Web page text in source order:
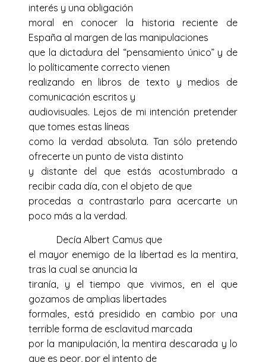
interés y una obligación
moral en conocer la historia reciente de
España al margen de las manipulaciones
que la dictadura del “pensamiento único” y de
lo políticamente correcto vienen
realizando en libros de texto y medios de
comunicación escritos y
audiovisuales. Lejos de mi intención pretender
que tomes estas líneas
como la verdad absoluta. Tan sólo pretendo
ofrecerte un punto de vista distinto
y distante del que estás acostumbrado a
recibir cada día, con el objeto de que
procedas a contrastarlo para acercarte un
poco más a la verdad.
Decía Albert Camus que
el mayor enemigo de la libertad es la mentira,
tras la cual se anuncia la
tiranía, y el tiempo que vivimos, en el que
gozamos de amplias libertades
formales, está presidido en cambio por una
terrible forma de esclavitud marcada
por la manipulación, la mentira descarada y lo
que es peor, por el intento de